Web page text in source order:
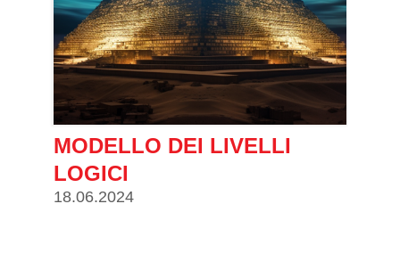
MODELLO DEI LIVELLI
LOGICI
18.06.2024